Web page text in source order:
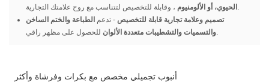
الحيوي، أو الألومنيوم ، وقابلة للتخصيص لتتناسب مع روح علامتك التجارية.
تصميم وعلامة تجارية قابلة للتخصيص- تدعم الطباعة والختم الساخن
والتسميات والتشطيبات متعددة الألوانللحصول على مظهر راقي.
أنبوب تجميلي مخصص مع بكرات وفرشاة وأكثر